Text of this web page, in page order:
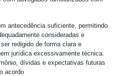
antecedência suficiente, permitindo
consideradas e
redigido de forma clara e
jurídica excessivamente técnica.
dívidas e expectativas futuras
acordo